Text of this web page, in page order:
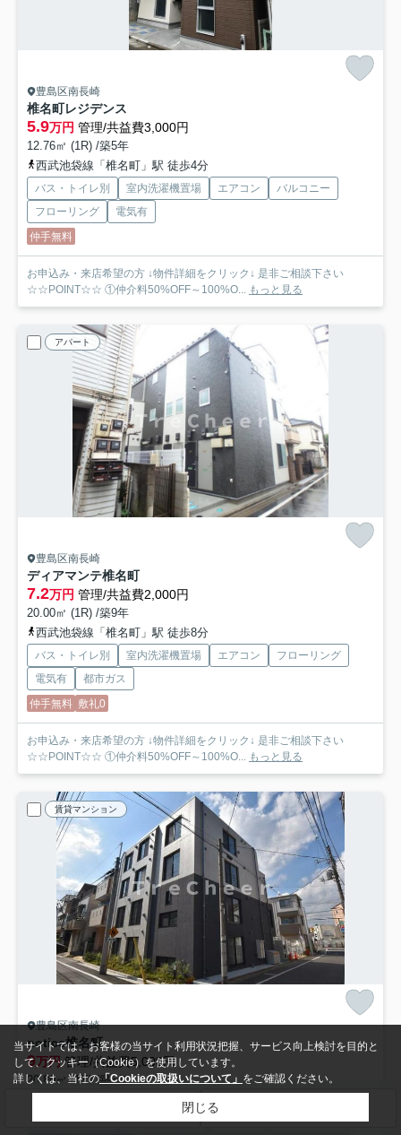
豊島区南長崎
椎名町レジデンス
5.9万円 管理/共益費3,000円
12.76㎡ (1R) /築5年
西武池袋線「椎名町」駅 徒歩4分
バス・トイレ別 室内洗濯機置場 エアコン
バルコニー
フローリング
電気有
仲手無料
お申込み・来店希望の方 ↓物件詳細をクリック↓ 是非ご相談下さい
☆☆POINT☆☆ ①仲介料50%OFF～100%O...
もっと見る
アパート
豊島区南長崎
ディアマンテ椎名町
7.2万円 管理/共益費2,000円
20.00㎡ (1R) /築9年
西武池袋線「椎名町」駅 徒歩8分
バス・トイレ別 室内洗濯機置場 エアコン
フローリング
電気有
都市ガス
仲手無料 敷礼0
お申込み・来店希望の方 ↓物件詳細をクリック↓ 是非ご相談下さい
☆☆POINT☆☆ ①仲介料50%OFF～100%O... もっと見る
賃貸マンション
豊島区南長崎
notice椎名町
9万円管理/共益費5,000円
20.80㎡ (1K) /築5年
西武池袋線「椎名町」駅 徒歩3分
バス・トイレ別 室内洗濯機置場 エアコン フローリング
当サイトでは、お客様の当サイト利用状況把握、サービス向上検討を目的と
して、クッキー（Cookie）を使用しています。
詳しくは、当社の「Cookieの取扱いについて」 をご確認ください。
閉じる